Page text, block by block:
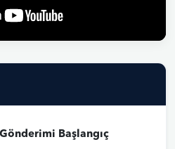
Başlangıç